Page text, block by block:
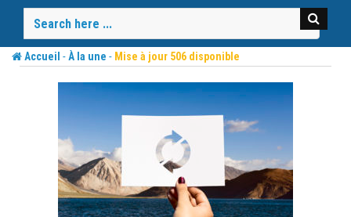
content
Accueil -À la une - Mise à jour 506 disponible